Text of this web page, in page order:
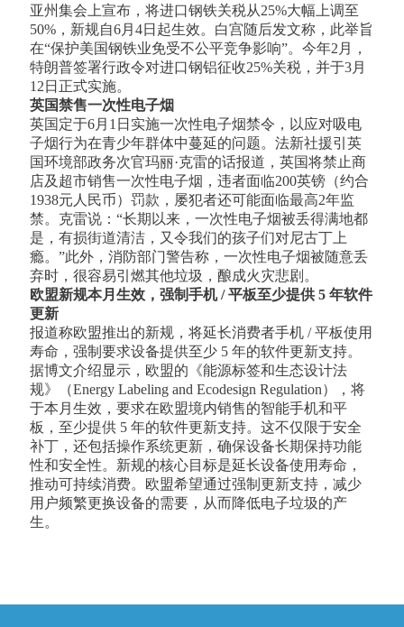
亚州集会上宣布，将进口钢铁关税从25%大幅上调至
50%，新规自6月4日起生效。白宫随后发文称，此举旨
在“保护美国钢铁业免受不公平竞争影响”。今年2月，
特朗普签署行政令对进口钢铝征收25%关税，并于3月
12日正式实施。
英国禁售一次性电子烟
英国定于6月1日实施一次性电子烟禁令，以应对吸电
子烟行为在青少年群体中蔓延的问题。法新社援引英
国环境部政务次官玛丽·克雷的话报道，英国将禁止商
店及超市销售一次性电子烟，违者面临200英镑（约合
1938元人民币）罚款，屡犯者还可能面临最高2年监
禁。克雷说：“长期以来，一次性电子烟被丢得满地都
是，有损街道清洁，又令我们的孩子们对尼古丁上
瘾。”此外，消防部门警告称，一次性电子烟被随意丢
弃时，很容易引燃其他垃圾，酿成火灾悲剧。
欧盟新规本月生效，强制手机 / 平板至少提供 5 年软件
更新
报道称欧盟推出的新规，将延长消费者手机 / 平板使用
寿命，强制要求设备提供至少 5 年的软件更新支持。
据博文介绍显示，欧盟的《能源标签和生态设计法
规》（Energy Labeling and Ecodesign Regulation），将
于本月生效，要求在欧盟境内销售的智能手机和平
板，至少提供 5 年的软件更新支持。这不仅限于安全
补丁，还包括操作系统更新，确保设备长期保持功能
性和安全性。新规的核心目标是延长设备使用寿命，
推动可持续消费。欧盟希望通过强制更新支持，减少
用户频繁更换设备的需要，从而降低电子垃圾的产
生。